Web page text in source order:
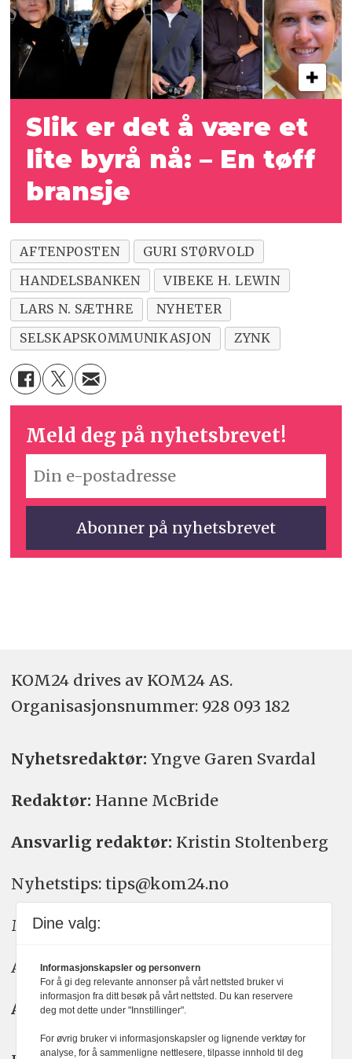
Slik er det å være et
lite byrå nå: – En tøff
bransje
AFTENPOSTEN
GURI STØRVOLD
HANDELSBANKEN
VIBEKE H. LEWIN
LARS N. SÆTHRE
NYHETER
SELSKAPSKOMMUNIKASJON
ZYNK
Meld deg på nyhetsbrevet!
KOM24 drives av KOM24 AS.
Organisasjons­nummer: 928 093 182
Nyhetsredaktør: Yngve Garen Svardal
Redaktør: Hanne McBride
Ansvarlig redaktør: Kristin Stoltenberg
Nyhetstips: tips@kom24.no
Meninger: meninger@kom24.no
Annonse: annonse@watchmedia.no
Abonnement:kom24@watchmedia.no
Dine valg:
Informasjonskapsler og personvern
For å gi deg relevante annonser på vårt nettsted bruker vi
informasjon fra ditt besøk på vårt nettsted. Du kan reservere
deg mot dette under "Innstillinger".
For øvrig bruker vi informasjonskapsler og lignende verktøy for
analyse, for å sammenligne nettlesere, tilpasse innhold til deg